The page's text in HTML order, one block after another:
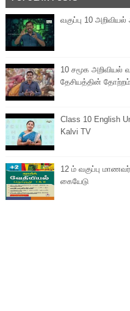
வகுப்பு 10
10 சமூக அறிவியல்
தேசியத்தின்
Class 10 English
Kalvi TV
12 ம் வகுப்பு
கையேடு